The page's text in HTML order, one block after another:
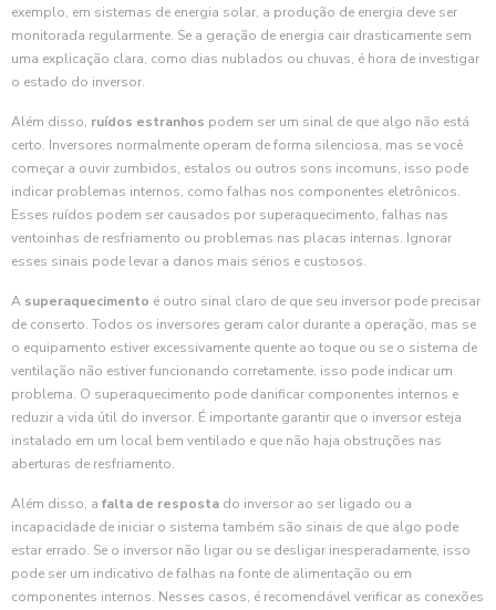
exemplo, em sistemas de energia solar, a produção de energia deve ser
monitorada regularmente. Se a geração de energia cair drasticamente sem
uma explicação clara, como dias nublados ou chuvas, é hora de investigar
o estado do inversor.
Além disso, ruídos estranhos podem ser um sinal de que algo não está
certo. Inversores normalmente operam de forma silenciosa, mas se você
começar a ouvir zumbidos, estalos ou outros sons incomuns, isso pode
indicar problemas internos, como falhas nos componentes eletrônicos.
Esses ruídos podem ser causados por superaquecimento, falhas nas
ventoinhas de resfriamento ou problemas nas placas internas. Ignorar
esses sinais pode levar a danos mais sérios e custosos.
A superaquecimento é outro sinal claro de que seu inversor pode precisar
de conserto. Todos os inversores geram calor durante a operação, mas se
o equipamento estiver excessivamente quente ao toque ou se o sistema de
ventilação não estiver funcionando corretamente, isso pode indicar um
problema. O superaquecimento pode danificar componentes internos e
reduzir a vida útil do inversor. É importante garantir que o inversor esteja
instalado em um local bem ventilado e que não haja obstruções nas
aberturas de resfriamento.
Além disso, a falta de resposta do inversor ao ser ligado ou a
incapacidade de iniciar o sistema também são sinais de que algo pode
estar errado. Se o inversor não ligar ou se desligar inesperadamente, isso
pode ser um indicativo de falhas na fonte de alimentação ou em
componentes internos. Nesses casos, é recomendável verificar as conexões